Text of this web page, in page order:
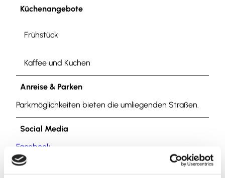
Küchenangebote
Frühstück
Kaffee und Kuchen
Anreise & Parken
Parkmöglichkeiten bieten die umliegenden Straßen.
Social Media
Facebook